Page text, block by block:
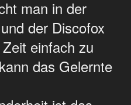
man in der
der Discofox
einfach zu
das Gelernte